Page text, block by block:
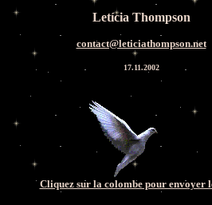
Letícia Thompson
contact@leticiathompson.net
17.11.2002
Cliquez sur la colombe pour envoyer